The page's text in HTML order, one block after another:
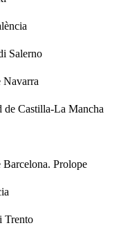
Salerno
Navarra
de Castilla-La Mancha
Prolope
Trento